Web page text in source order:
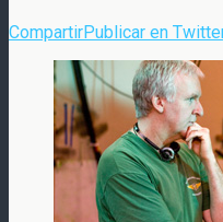
CompartirPublicar en